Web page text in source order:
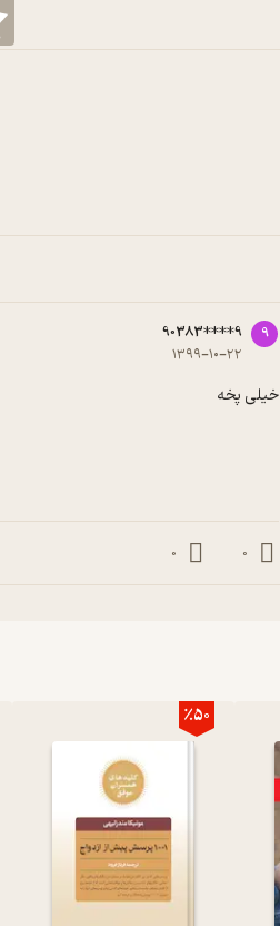
9
90383****9
۱۳۹۹-۱۰-۲۲
خیلی پخه
0
0
٪50